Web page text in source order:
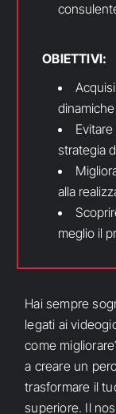
OBIETTIVI:
strategia
alla
meglio il
Hai sempre
legati ai
come
a creare un
trasformare il
superiore. Il